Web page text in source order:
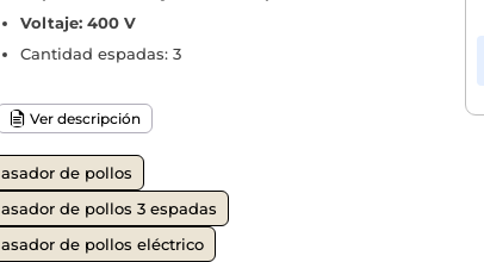
Voltaje: 400 V
Cantidad espadas: 3
Ver descripción
asador de pollos
asador de pollos 3 espadas
asador de pollos eléctrico